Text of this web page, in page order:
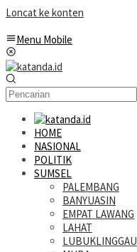
Loncat ke konten
Menu Mobile
HOME
NASIONAL
POLITIK
SUMSEL
PALEMBANG
BANYUASIN
EMPAT LAWANG
LAHAT
LUBUKLINGGAU